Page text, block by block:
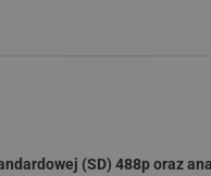
(SD) 488p oraz